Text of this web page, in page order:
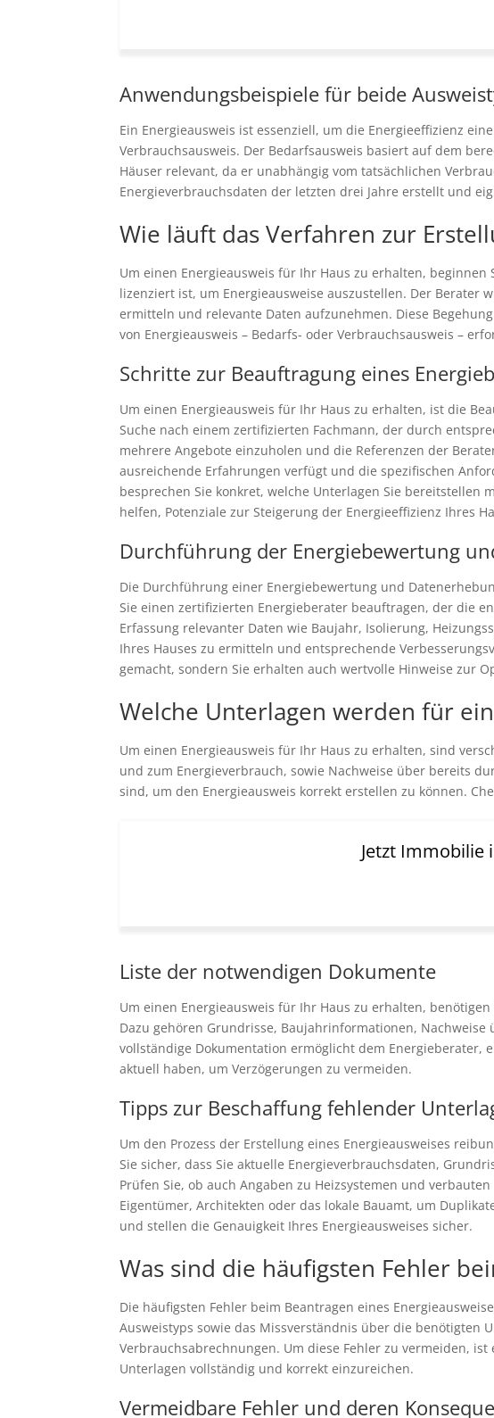
Anwendungsbeispiele für beide
Ein Energieausweis ist essenziell, um die Energieeffizienz
Verbrauchsausweis. Der Bedarfsausweis basiert auf dem
Häuser relevant, da er unabhängig vom tatsächlichen
Energieverbrauchsdaten der letzten drei Jahre erstellt und
Wie läuft das Verfahren zur
Um einen Energieausweis für Ihr Haus zu erhalten,
lizenziert ist, um Energieausweise auszustellen. Der Berater
ermitteln und relevante Daten aufzunehmen. Diese
von Energieausweis – Bedarfs- oder Verbrauchsausweis –
Schritte zur Beauftragung eines
Um einen Energieausweis für Ihr Haus zu erhalten, ist die
Suche nach einem zertifizierten Fachmann, der durch
mehrere Angebote einzuholen und die Referenzen der
ausreichende Erfahrungen verfügt und die spezifischen
besprechen Sie konkret, welche Unterlagen Sie bereitstellen
helfen, Potenziale zur Steigerung der Energieeffizienz Ihres
Durchführung der Energiebewertung
Die Durchführung einer Energiebewertung und
Sie einen zertifizierten Energieberater beauftragen, der die
Erfassung relevanter Daten wie Baujahr, Isolierung,
Ihres Hauses zu ermitteln und entsprechende
gemacht, sondern Sie erhalten auch wertvolle Hinweise zur
Welche Unterlagen werden für
Um einen Energieausweis für Ihr Haus zu erhalten, sind
und zum Energieverbrauch, sowie Nachweise über bereits
sind, um den Energieausweis korrekt erstellen zu können.
Jetzt Immobilie
Liste der notwendigen Dokumente
Um einen Energieausweis für Ihr Haus zu erhalten,
Dazu gehören Grundrisse, Baujahrinformationen,
vollständige Dokumentation ermöglicht dem Energieberater,
aktuell haben, um Verzögerungen zu vermeiden.
Tipps zur Beschaffung fehlender
Um den Prozess der Erstellung eines Energieausweises
Sie sicher, dass Sie aktuelle Energieverbrauchsdaten,
Prüfen Sie, ob auch Angaben zu Heizsystemen und
Eigentümer, Architekten oder das lokale Bauamt, um
und stellen die Genauigkeit Ihres Energieausweises sicher.
Was sind die häufigsten Fehler
Die häufigsten Fehler beim Beantragen eines
Ausweistyps sowie das Missverständnis über die benötigten
Verbrauchsabrechnungen. Um diese Fehler zu vermeiden,
Unterlagen vollständig und korrekt einzureichen.
Vermeidbare Fehler und deren